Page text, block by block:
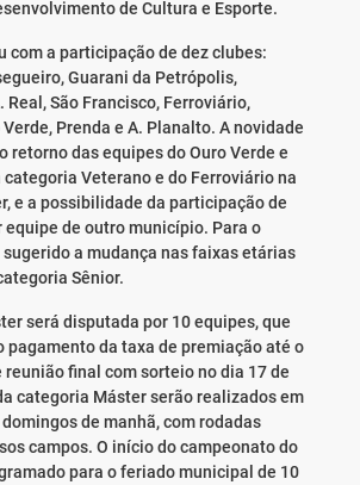
de Cultura e Esporte.
com a participação de dez clubes:
Guarani da Petrópolis,
Real, São Francisco, Ferroviário,
Prenda e A. Planalto. A novidade
retorno das equipes do Ouro Verde e
categoria Veterano e do Ferroviário na
e a possibilidade da participação de
de outro município. Para o
a mudança nas faixas etárias
Sênior.
será disputada por 10 equipes, que
pagamento da taxa de premiação até o
reunião final com sorteio no dia 17 de
categoria Máster serão realizados em
de manhã, com rodadas
campos. O início do campeonato do
para o feriado municipal de 10